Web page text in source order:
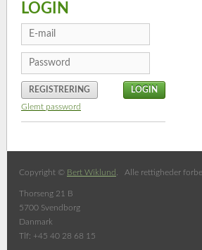
LOGIN
REGISTRERING
Glemt password
Copyright © Bert Wiklund . Alle rettigheder
Thorseng 21 B
5700 Svendborg
Danmark
Tlf: +45 40 28 68 15